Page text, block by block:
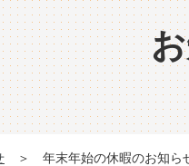
＞ 年末年始の休暇のお知ら